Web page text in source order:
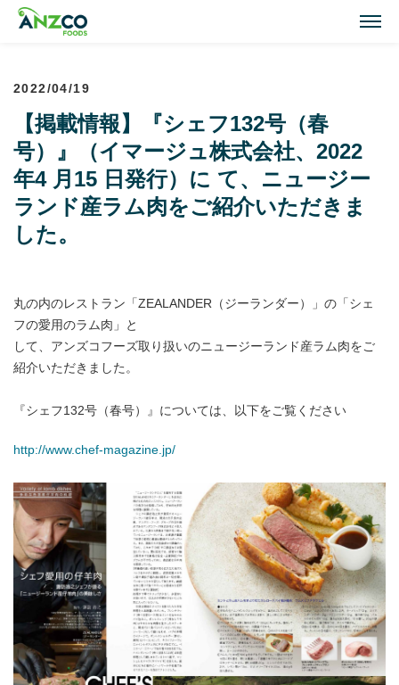
ラム肉のおすすめレシピ
Our Activities
おいしい情報
Topics
アンズコフーズとは
Contact Us
Materials
牛肉・ラム肉購買担当者向け
お役立ち資料
2022/04/19
【掲載情報】『シェフ132号（春
号）』（イマージュ株式会社、2022
年4 月15 日発行）に て、ニュージー
ランド産ラム肉をご紹介いただきま
した。
丸の内のレストラン「ZEALANDER（ジーランダー）」の「シェ
フの愛用のラム肉」と
して、アンズコフーズ取り扱いのニュージーランド産ラム肉をご
紹介いただきました。
『シェフ132号（春号）』については、以下をご覧ください
http://www.chef-magazine.jp/